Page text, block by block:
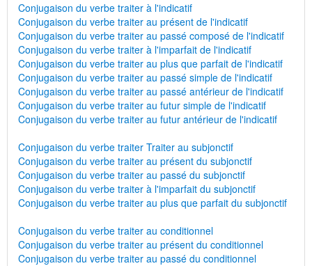
Conjugaison du verbe traiter à l'indicatif
Conjugaison du verbe traiter au présent de l'indicatif
Conjugaison du verbe traiter au passé composé de l'indicatif
Conjugaison du verbe traiter à l'imparfait de l'indicatif
Conjugaison du verbe traiter au plus que parfait de l'indicatif
Conjugaison du verbe traiter au passé simple de l'indicatif
Conjugaison du verbe traiter au passé antérieur de l'indicatif
Conjugaison du verbe traiter au futur simple de l'indicatif
Conjugaison du verbe traiter au futur antérieur de l'indicatif
Conjugaison du verbe traiter Traiter au subjonctif
Conjugaison du verbe traiter au présent du subjonctif
Conjugaison du verbe traiter au passé du subjonctif
Conjugaison du verbe traiter à l'imparfait du subjonctif
Conjugaison du verbe traiter au plus que parfait du subjonctif
Conjugaison du verbe traiter au conditionnel
Conjugaison du verbe traiter au présent du conditionnel
Conjugaison du verbe traiter au passé du conditionnel